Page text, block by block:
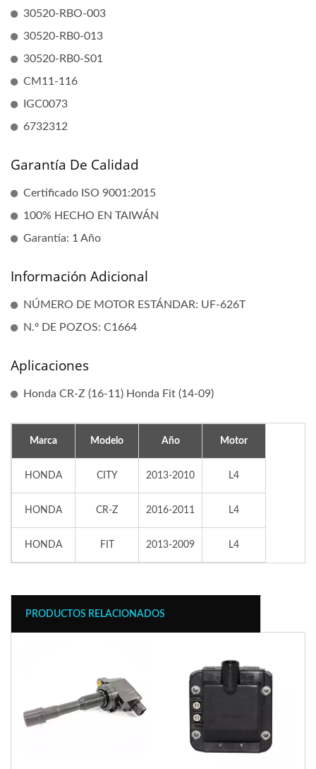
30520-RBO-003
30520-RB0-013
30520-RB0-S01
CM11-116
IGC0073
6732312
Garantía De Calidad
Certificado ISO 9001:2015
100% HECHO EN TAIWÁN
Garantía: 1 Año
Información Adicional
NÚMERO DE MOTOR ESTÁNDAR: UF-626T
N.º DE POZOS: C1664
Aplicaciones
Honda CR-Z (16-11) Honda Fit (14-09)
Marca Modelo Año Motor
HONDA CITY 2013-2010 L4
HONDA CR-Z 2016-2011 L4
HONDA FIT 2013-2009 L4
PRODUCTOS RELACIONADOS